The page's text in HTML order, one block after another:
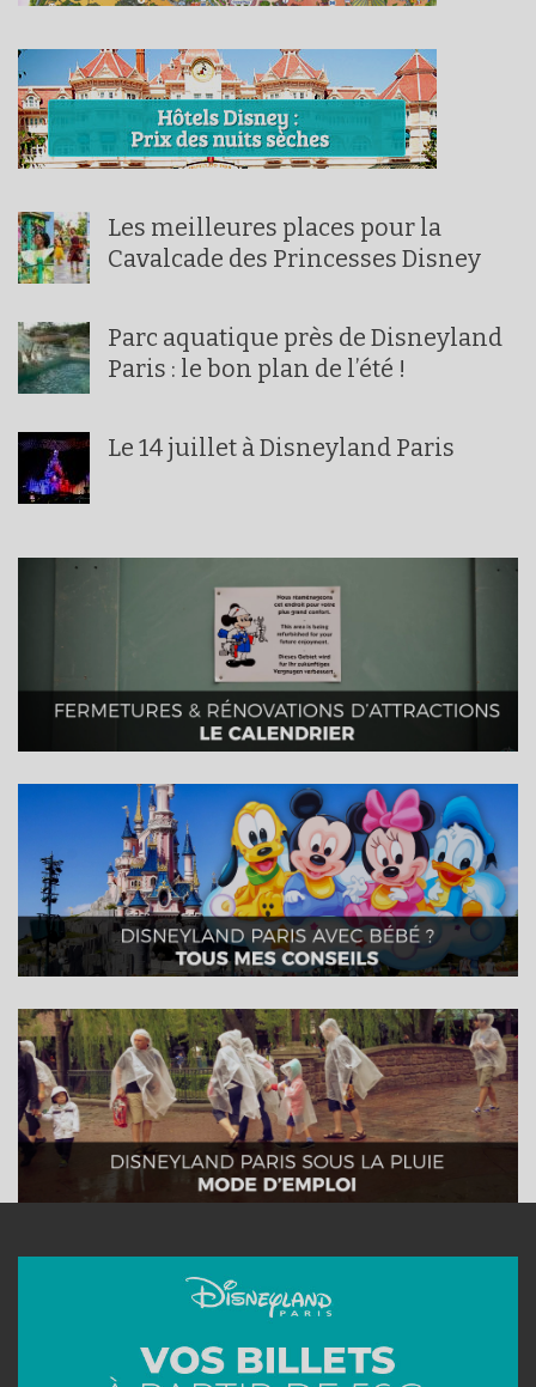
Les meilleures places pour la
Cavalcade des Princesses Disney
Parc aquatique près de Disneyland
Paris : le bon plan de l’été !
Le 14 juillet à Disneyland Paris